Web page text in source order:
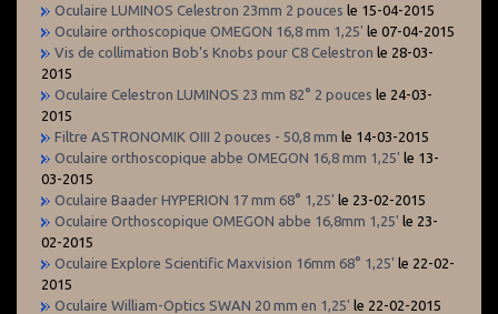
Oculaire LUMINOS Celestron 23mm 2 pouces le 15-04-2015
Oculaire orthoscopique OMEGON 16,8 mm 1,25' le 07-04-2015
Vis de collimation Bob's Knobs pour C8 Celestron le 28-03-
2015
Oculaire Celestron LUMINOS 23 mm 82° 2 pouces le 24-03-
2015
Filtre ASTRONOMIK OIII 2 pouces - 50,8 mm le 14-03-2015
Oculaire orthoscopique abbe OMEGON 16,8 mm 1,25' le 13-
03-2015
Oculaire Baader HYPERION 17 mm 68° 1,25' le 23-02-2015
Oculaire Orthoscopique OMEGON abbe 16,8mm 1,25' le 23-
02-2015
Oculaire Explore Scientific Maxvision 16mm 68° 1,25' le 22-02-
2015
Oculaire William-Optics SWAN 20 mm en 1,25' le 22-02-2015